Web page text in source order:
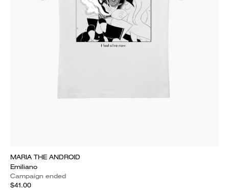
MARIA THE ANDROID
Emiliano
Campaign ended
$41.00